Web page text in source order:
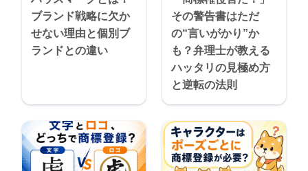
ブランド戦略に欠か
せない理由と個別ブ
ランドとの違い
その警告書はただ
の“言いがかり”か
も？弁理士が教える
ハッタリの見極め方
と逆転の法則